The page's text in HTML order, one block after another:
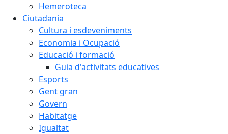
Hemeroteca
Ciutadania
Cultura i esdeveniments
Economia i Ocupació
Educació i formació
Guia d'activitats educatives
Esports
Gent gran
Govern
Habitatge
Igualtat